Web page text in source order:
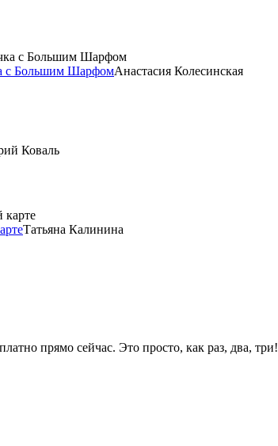
с Большим ШарфомАнастасия Колесинская
Коваль
Татьяна Калинина
прямо сейчас. Это просто, как раз, два, три!